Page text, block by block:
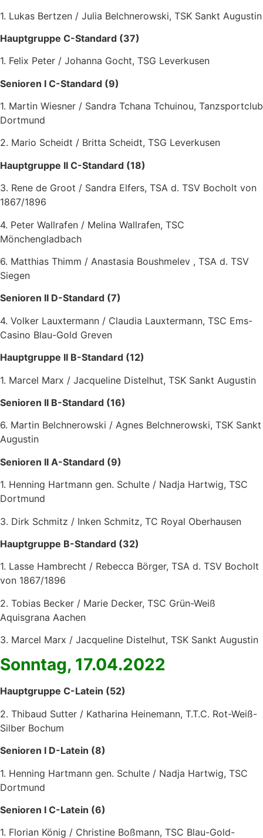
1. Lukas Bertzen / Julia Belchnerowski, TSK Sankt Augustin
Hauptgruppe C-Standard (37)
1. Felix Peter / Johanna Gocht, TSG Leverkusen
Senioren I C-Standard (9)
1. Martin Wiesner / Sandra Tchana Tchuinou, Tanzsportclub
Dortmund
2. Mario Scheidt / Britta Scheidt, TSG Leverkusen
Hauptgruppe II C-Standard (18)
3. Rene de Groot / Sandra Elfers, TSA d. TSV Bocholt von
1867/1896
4. Peter Wallrafen / Melina Wallrafen, TSC
Mönchengladbach
6. Matthias Thimm / Anastasia Boushmelev , TSA d. TSV
Siegen
Senioren II D-Standard (7)
4. Volker Lauxtermann / Claudia Lauxtermann, TSC Ems-
Casino Blau-Gold Greven
Hauptgruppe II B-Standard (12)
1. Marcel Marx / Jacqueline Distelhut, TSK Sankt Augustin
Senioren II B-Standard (16)
6. Martin Belchnerowski / Agnes Belchnerowski, TSK Sankt
Augustin
Senioren II A-Standard (9)
1. Henning Hartmann gen. Schulte / Nadja Hartwig, TSC
Dortmund
3. Dirk Schmitz / Inken Schmitz, TC Royal Oberhausen
Hauptgruppe B-Standard (32)
1. Lasse Hambrecht / Rebecca Börger, TSA d. TSV Bocholt
von 1867/1896
2. Tobias Becker / Marie Decker, TSC Grün-Weiß
Aquisgrana Aachen
3. Marcel Marx / Jacqueline Distelhut, TSK Sankt Augustin
Sonntag, 17.04.2022
Hauptgruppe C-Latein (52)
2. Thibaud Sutter / Katharina Heinemann, T.T.C. Rot-Weiß-
Silber Bochum
Senioren I D-Latein (8)
1. Henning Hartmann gen. Schulte / Nadja Hartwig, TSC
Dortmund
Senioren I C-Latein (6)
1. Florian König / Christine Boßmann, TSC Blau-Gold-